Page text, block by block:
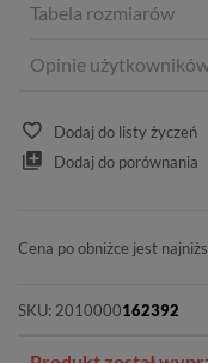
Tabela rozmiarów
Opinie
Dodaj do listy życzeń
Dodaj do porównania
Cena po obniżce jest
SKU: 2010000162392